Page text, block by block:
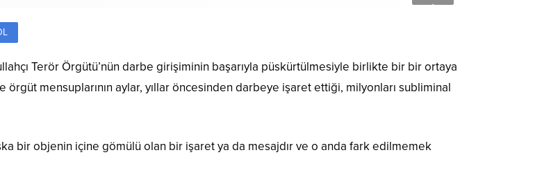
Terör Örgütü’nün darbe girişiminin başarıyla püskürtülmesiyle birlikte bir bir ortaya
mensuplarının aylar, yıllar öncesinden darbeye işaret ettiği, milyonları subliminal
bir objenin içine gömülü olan bir işaret ya da mesajdır ve o anda fark edilmemek